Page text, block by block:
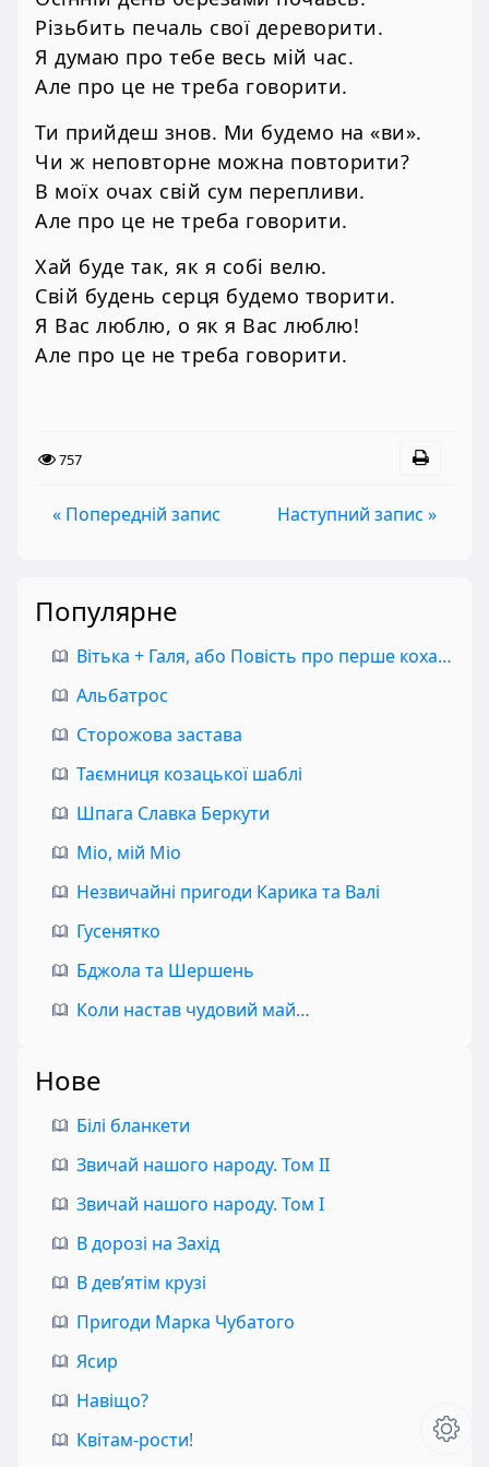
Різьбить печаль свої дереворити.
Я думаю про тебе весь мій час.
Але про це не треба говорити.
Ти прийдеш знов. Ми будемо на «ви».
Чи ж неповторне можна повторити?
В моїх очах свій сум перепливи.
Але про це не треба говорити.
Хай буде так, як я собі велю.
Свій будень серця будемо творити.
Я Вас люблю, о як я Вас люблю!
Але про це не треба говорити.
757
« Попередній запис Наступний запис »
Популярне
Вітька + Галя, або Повість про перше кохання
Альбатрос
Сторожова застава
Таємниця козацької шаблі
Шпага Славка Беркути
Міо, мій Міо
Незвичайні пригоди Карика та Валі
Гусенятко
Бджола та Шершень
Коли настав чудовий май…
Нове
Білі бланкети
Звичай нашого народу. Том II
Звичай нашого народу. Том I
В дорозі на Захід
В дев’ятім крузі
Пригоди Марка Чубатого
Ясир
Навіщо?
Квітам-рости!